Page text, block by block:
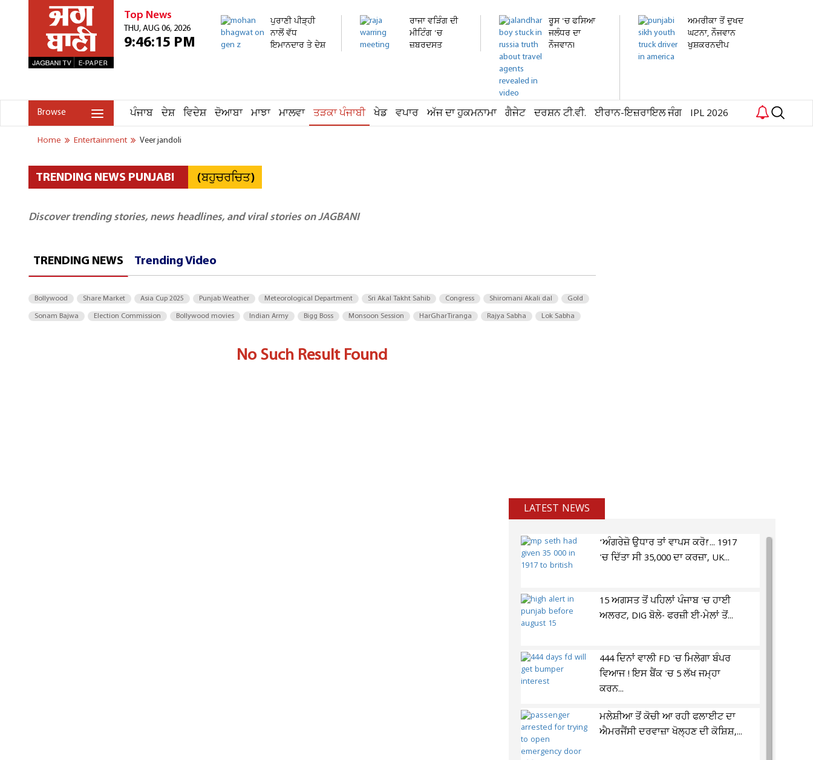
Top News
THU, AUG 06, 2026
9:46:15 PM
ਪੁਰਾਣੀ ਪੀੜ੍ਹੀ
ਨਾਲੋਂ ਵੱਧ
ਇਮਾਨਦਾਰ ਤੇ ਦੇਸ਼
ਰਾਜਾ ਵੜਿੰਗ ਦੀ
ਮੀਟਿੰਗ 'ਚ
ਜ਼ਬਰਦਸਤ
ਰੂਸ 'ਚ ਫਸਿਆ
ਜਲੰਧਰ ਦਾ
ਨੌਜਵਾਨ!
ਅਮਰੀਕਾ ਤੋਂ ਦੁਖਦ
ਘਟਨਾ, ਨੌਜਵਾਨ
ਖੁਸ਼ਕਰਨਦੀਪ
Browse ਪੰਜਾਬ ਦੇਸ਼ ਵਿਦੇਸ਼ ਦੋਆਬਾ ਮਾਝਾ ਮਾਲਵਾ ਤੜਕਾ ਪੰਜਾਬੀ ਖੇਡ ਵਪਾਰ ਅੱਜ ਦਾ ਹੁਕਮਨਾਮਾ ਗੈਜੇਟ ਦਰਸ਼ਨ ਟੀ.ਵੀ. ਈਰਾਨ-ਇਜ਼ਰਾਇਲ ਜੰਗ IPL 2026
Home Entertainment Veer jandoli
TRENDING NEWS PUNJABI (ਬਹੁਚਰਚਿਤ)
Discover trending stories, news headlines, and viral stories on JAGBANI
TRENDING NEWS Trending Video
Bollywood Share Market Asia Cup 2025 Punjab Weather Meteorological Department Sri Akal Takht Sahib Congress Shiromani Akali dal Gold
Sonam Bajwa Election Commission Bollywood movies Indian Army Bigg Boss Monsoon Session HarGharTiranga Rajya Sabha Lok Sabha
No Such Result Found
LATEST NEWS
‘ਅੰਗਰੇਜ਼ੋ ਉਧਾਰ ਤਾਂ ਵਾਪਸ ਕਰੋ!’... 1917
'ਚ ਦਿੱਤਾ ਸੀ 35,000 ਦਾ ਕਰਜ਼ਾ, UK...
15 ਅਗਸਤ ਤੋਂ ਪਹਿਲਾਂ ਪੰਜਾਬ 'ਚ ਹਾਈ
ਅਲਰਟ, DIG ਬੋਲੇ- ਫਰਜ਼ੀ ਈ-ਮੇਲਾਂ ਤੋਂ...
444 ਦਿਨਾਂ ਵਾਲੀ FD 'ਚ ਮਿਲੇਗਾ ਬੰਪਰ
ਵਿਆਜ ! ਇਸ ਬੈਂਕ 'ਚ 5 ਲੱਖ ਜਮ੍ਹਾ
ਕਰਨ...
ਮਲੇਸ਼ੀਆ ਤੋਂ ਕੋਚੀ ਆ ਰਹੀ ਫਲਾਈਟ ਦਾ
ਐਮਰਜੈਂਸੀ ਦਰਵਾਜ਼ਾ ਖੋਲ੍ਹਣ ਦੀ ਕੋਸ਼ਿਸ਼,...